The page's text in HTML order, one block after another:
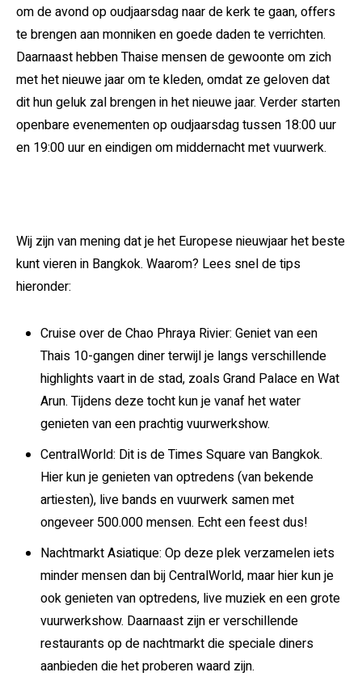
om de avond op oudjaarsdag naar de kerk te gaan, offers
te brengen aan monniken en goede daden te verrichten.
Daarnaast hebben Thaise mensen de gewoonte om zich
met het nieuwe jaar om te kleden, omdat ze geloven dat
dit hun geluk zal brengen in het nieuwe jaar. Verder starten
openbare evenementen op oudjaarsdag tussen 18:00 uur
en 19:00 uur en eindigen om middernacht met vuurwerk.
Wij zijn van mening dat je het Europese nieuwjaar het beste
kunt vieren in Bangkok. Waarom? Lees snel de tips
hieronder:
Cruise over de Chao Phraya Rivier: Geniet van een
Thais 10-gangen diner terwijl je langs verschillende
highlights vaart in de stad, zoals Grand Palace en Wat
Arun. Tijdens deze tocht kun je vanaf het water
genieten van een prachtig vuurwerkshow.
CentralWorld: Dit is de Times Square van Bangkok.
Hier kun je genieten van optredens (van bekende
artiesten), live bands en vuurwerk samen met
ongeveer 500.000 mensen. Echt een feest dus!
Nachtmarkt Asiatique: Op deze plek verzamelen iets
minder mensen dan bij CentralWorld, maar hier kun je
ook genieten van optredens, live muziek en een grote
vuurwerkshow. Daarnaast zijn er verschillende
restaurants op de nachtmarkt die speciale diners
aanbieden die het proberen waard zijn.